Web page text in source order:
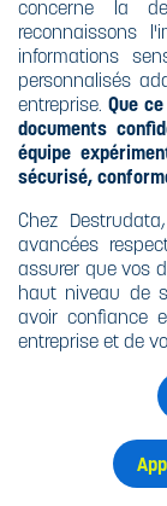
concerne la
reconnaissons
informations
personnalisés
entreprise.Que
documents
équipe
sécurisé,
Chez
avancées
assurer que vos
haut niveau de
avoir confiance
entreprise et de
DESTRUCTION
ULTRA-
SÉCURISÉE
SUPPORTS
SPÉCIFIQUES
DESTRUCTION
ULTRA-
SÉCURISÉE
POURQUOI
DÉTRUIRE SES
DOCUMENTS
CONFIDENTIELS
CE QUE DIT LE
CODE PÉNAL
CE QUE DIT LA
LOI
CARBURANTS
XBEE
LE RECYCLAGE
L'HUILE
BIODÉGRADABLE